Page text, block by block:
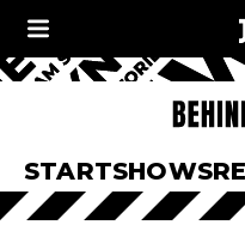
STARTSHOWS